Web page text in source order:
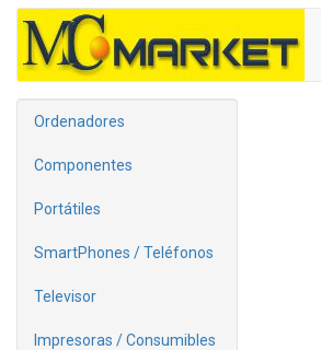
Ordenadores
Componentes
Portátiles
SmartPhones / Teléfonos
Televisor
Impresoras / Consumibles